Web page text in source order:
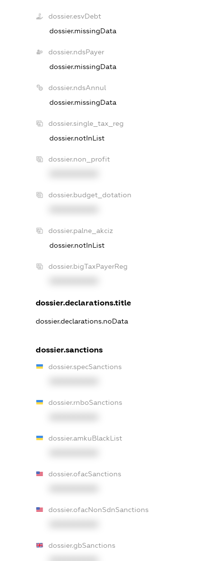
dossier.esvDebt
dossier.missingData
dossier.ndsPayer
dossier.missingData
dossier.ndsAnnul
dossier.missingData
dossier.single_tax_reg
dossier.notInList
dossier.non_profit
dossier.budget_dotation
dossier.palne_akciz
dossier.notInList
dossier.bigTaxPayerReg
dossier.declarations.title
dossier.declarations.noData
dossier.sanctions
dossier.specSanctions
dossier.rnboSanctions
dossier.amkuBlackList
dossier.ofacSanctions
dossier.ofacNonSdnSanctions
dossier.gbSanctions